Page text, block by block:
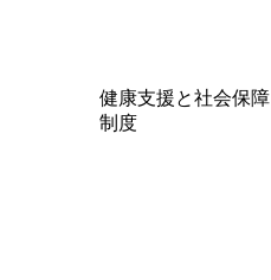
健康支援と社会保障
制度